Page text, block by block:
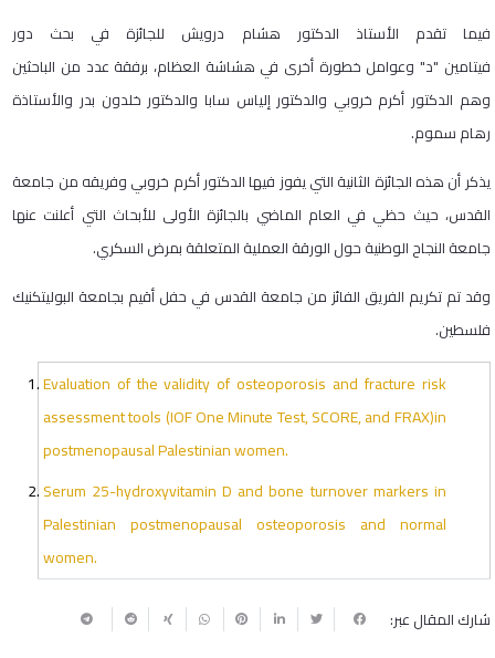
فيما تقدم الأستاذ الدكتور هشام درويش للجائزة في بحث دور
فيتامين "د" وعوامل خطورة أخرى في هشاشة العظام، برفقة عدد من الباحثين
وهم الدكتور أكرم خروبي والدكتور إلياس سابا والدكتور خلدون بدر والأستاذة
رهام سموم.
يذكر أن هذه الجائزة الثانية التي يفوز فيها الدكتور أكرم خروبي وفريقه من جامعة
القدس، حيث حظي في العام الماضي بالجائزة الأولى للأبحاث التي أعلنت عنها
جامعة النجاح الوطنية حول الورقة العملية المتعلقة بمرض السكري.
وقد تم تكريم الفريق الفائز من جامعة القدس في حفل أقيم بجامعة البوليتكنيك
فلسطين.
Evaluation of the validity of osteoporosis and fracture risk
assessment tools (IOF One Minute Test, SCORE, and FRAX)in
postmenopausal Palestinian women.
Serum 25-hydroxyvitamin D and bone turnover markers in
Palestinian postmenopausal osteoporosis and normal
women.
شارك المقال عبر: